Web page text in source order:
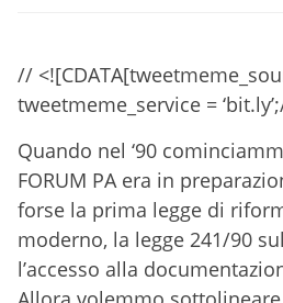
//
tweetmeme_service =
Quando nel ‘90
FORUM PA era in
forse la prima legge di
moderno, la legge 241/90
l’accesso alla